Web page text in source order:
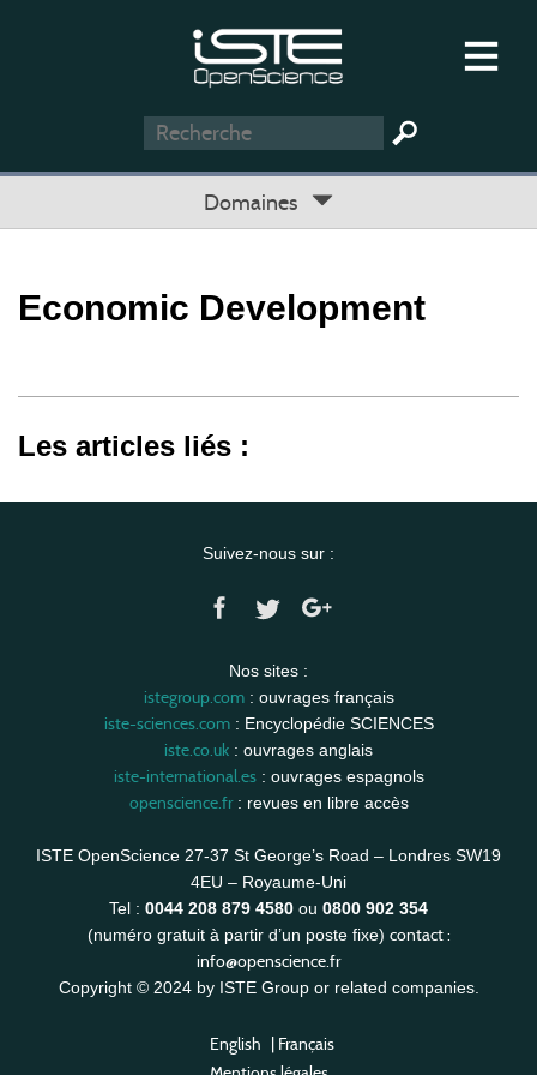
Domaines
Economic Development
Les articles liés :
Suivez-nous sur :
Nos sites :
istegroup.com: ouvrages français
iste-sciences.com: Encyclopédie SCIENCES
iste.co.uk : ouvrages anglais
iste-international.es: ouvrages espagnols
openscience.fr: revues en libre accès
ISTE OpenScience 27-37 St George’s Road – Londres SW19
4EU – Royaume-Uni
Tel : 0044 208 879 4580 ou 0800 902 354
(numéro gratuit à partir d’un poste fixe) contact :
info@openscience.fr
Copyright © 2024 by ISTE Group or related companies.
English | Français